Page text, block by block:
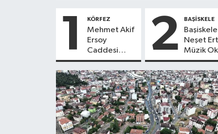
1 KÖRFEZ
Mehmet Akif
Ersoy
Caddesi
Prestijli
Görünüme
Kavuşuyor
2 BAŞİSKELE
Neşet
Müzik
Aile